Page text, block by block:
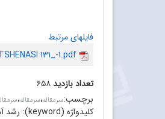
فایلهای مرتبط
131_-1.pdf
تعداد بازدید۶۵۸
برچسب:سرمقاله‌،سرمقاله،
کلیدواژه (keyword): رشد